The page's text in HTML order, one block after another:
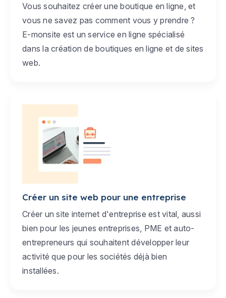
Vous souhaitez créer une boutique en ligne, et
vous ne savez pas comment vous y prendre ?
E-monsite est un service en ligne spécialisé
dans la création de boutiques en ligne et de sites
web.
Créer un site web pour une entreprise
Créer un site internet d'entreprise est vital, aussi
bien pour les jeunes entreprises, PME et auto-
entrepreneurs qui souhaitent développer leur
activité que pour les sociétés déjà bien
installées.